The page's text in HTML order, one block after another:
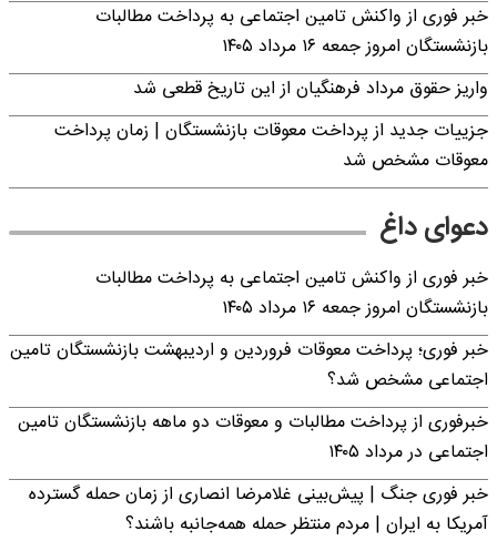
خبر فوری از واکنش تامین اجتماعی به پرداخت مطالبات
بازنشستگان امروز جمعه ۱۶ مرداد ۱۴۰۵
واریز حقوق مرداد فرهنگیان از این تاریخ قطعی شد
جزییات جدید از پرداخت معوقات بازنشستگان | زمان پرداخت
معوقات مشخص شد
دعوای داغ
خبر فوری از واکنش تامین اجتماعی به پرداخت مطالبات
بازنشستگان امروز جمعه ۱۶ مرداد ۱۴۰۵
خبر فوری؛ پرداخت معوقات فروردین و اردیبهشت بازنشستگان تامین
اجتماعی مشخص شد؟
خبرفوری از پرداخت مطالبات و معوقات دو ماهه بازنشستگان تامین
اجتماعی در مرداد ۱۴۰۵
خبر فوری جنگ | پیش‌بینی غلامرضا انصاری از زمان حمله گسترده
آمریکا به ایران | مردم منتظر حمله همه‌جانبه باشند؟